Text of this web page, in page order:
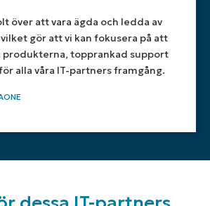
över att vara ägda och ledda av
gör att vi kan fokusera på att
produkterna, topprankad support
alla våra IT-partners framgång.